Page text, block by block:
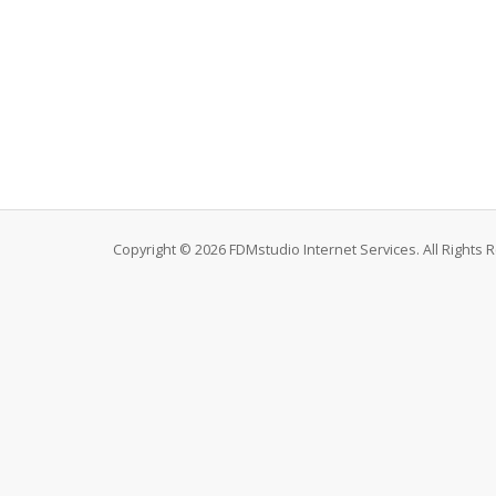
Copyright © 2026 FDMstudio Internet Services. All Rights